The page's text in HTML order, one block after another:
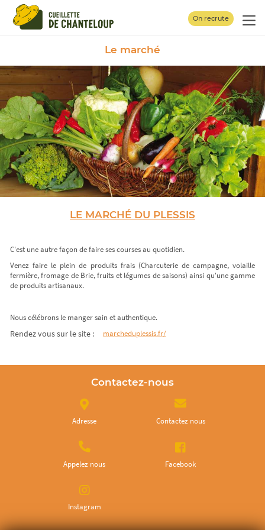
On recrute
Le marché
LE MARCHÉ DU PLESSIS
C'est une autre façon de faire ses courses au quotidien.
Venez faire le plein de produits frais (Charcuterie de campagne, volaille
fermière, fromage de Brie, fruits et légumes de saisons) ainsi qu'une gamme
de produits artisanaux.
Nous célébrons le manger sain et authentique.
Rendez vous sur le site : marcheduplessis.fr/
Contactez-nous
Adresse Contactez nous
Appelez nous Facebook
Instagram
Panneau de gestion des cookies